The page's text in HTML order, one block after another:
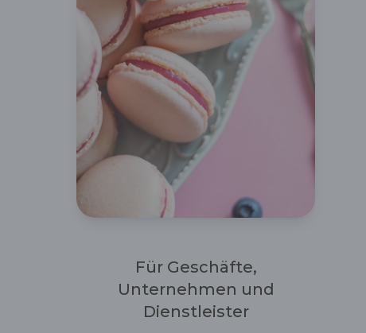
Für Geschäfte,
Unternehmen und
Dienstleister